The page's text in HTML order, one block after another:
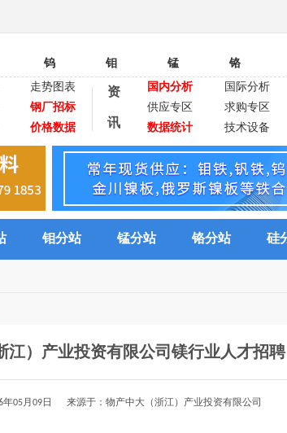
钨 钼 锰 铬
走势图表
钢厂招标
价格数据
资
讯
国内分析 国际分析
供应专区
求购专区
数据统计
技术设备
钼分站 锰分站 铬分站 硅
江）产业投资有限公司镁行业人才招聘
年05月09日 来源于：物产中大（浙江）产业投资有限公司